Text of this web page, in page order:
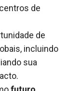
de
de
incluindo
sua